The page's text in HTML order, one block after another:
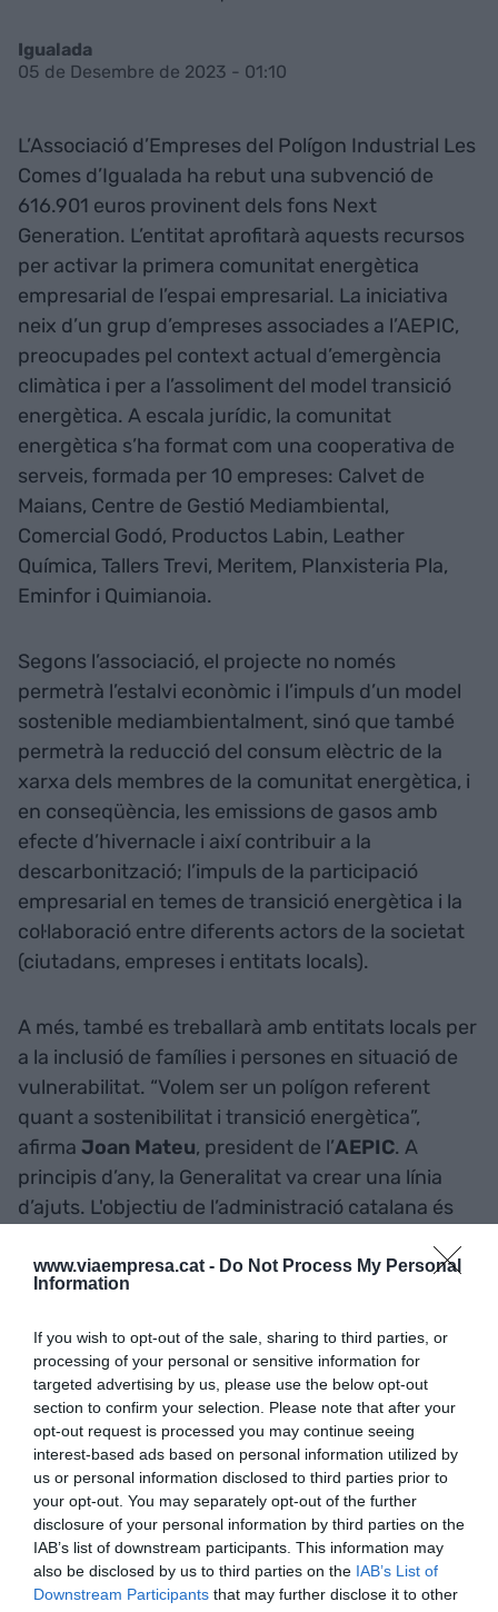
www.viaempresa.cat - Do Not Process My Personal
Information
If you wish to opt-out of the sale, sharing to third parties, or
processing of your personal or sensitive information for
targeted advertising by us, please use the below opt-out
section to confirm your selection. Please note that after your
opt-out request is processed you may continue seeing
interest-based ads based on personal information utilized by
us or personal information disclosed to third parties prior to
your opt-out. You may separately opt-out of the further
disclosure of your personal information by third parties on the
IAB’s list of downstream participants. This information may
also be disclosed by us to third parties on the IAB’s List of
Downstream Participants that may further disclose it to other
Igualada
05 de Desembre de 2023 - 01:10
L’Associació d’Empreses del Polígon Industrial Les
Comes d’Igualada ha rebut una subvenció de
616.901 euros provinent dels fons Next
Generation. L’entitat aprofitarà aquests recursos
per activar la primera comunitat energètica
empresarial de l’espai empresarial. La iniciativa
neix d’un grup d’empreses associades a l’AEPIC,
preocupades pel context actual d’emergència
climàtica i per a l’assoliment del model transició
energètica. A escala jurídic, la comunitat
energètica s’ha format com una cooperativa de
serveis, formada per 10 empreses: Calvet de
Maians, Centre de Gestió Mediambiental,
Comercial Godó, Productos Labin, Leather
Química, Tallers Trevi, Meritem, Planxisteria Pla,
Eminfor i Quimianoia.
Segons l’associació, el projecte no només
permetrà l’estalvi econòmic i l’impuls d’un model
sostenible mediambientalment, sinó que també
permetrà la reducció del consum elèctric de la
xarxa dels membres de la comunitat energètica, i
en conseqüència, les emissions de gasos amb
efecte d’hivernacle i així contribuir a la
descarbonització; l’impuls de la participació
empresarial en temes de transició energètica i la
col·laboració entre diferents actors de la societat
(ciutadans, empreses i entitats locals).
A més, també es treballarà amb entitats locals per
a la inclusió de famílies i persones en situació de
vulnerabilitat. “Volem ser un polígon referent
quant a sostenibilitat i transició energètica”,
afirma Joan Mateu, president de l’AEPIC. A
principis d’any, la Generalitat va crear una línia
d’ajuts. L'objectiu de l’administració catalana és
generació i gestió d'energia renovable, a la
vegada que estimular l'activitat econòmica en
l'àmbit cooperatiu. Cada projecte presentat opta
a un ajut de fins a 80.000 euros.
AfegirVIA Empresacom a font preferida de
Google de forma gratuïta
Estigues informat amb les últimes notícies d'actualitat
ACTIVAR ARA